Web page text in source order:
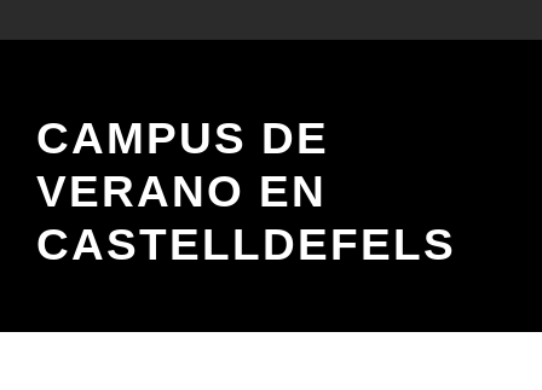
CAMPUS DE
VERANO EN
CASTELLDEFELS